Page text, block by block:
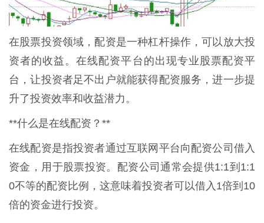
在股票投资领域，配资是一种杠杆操作，可以放大投
资者的收益。在线配资平台的出现专业股票配资平
台，让投资者足不出户就能获得配资服务，进一步提
升了投资效率和收益潜力。
**什么是在线配资？**
在线配资是指投资者通过互联网平台向配资公司借入
资金，用于股票投资。配资公司通常会提供1:1到1:1
0不等的配资比例，这意味着投资者可以借入1倍到10
倍的资金进行投资。